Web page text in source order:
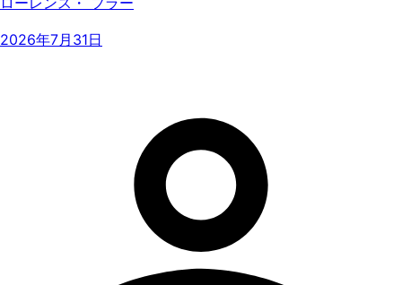
2026年7月31日